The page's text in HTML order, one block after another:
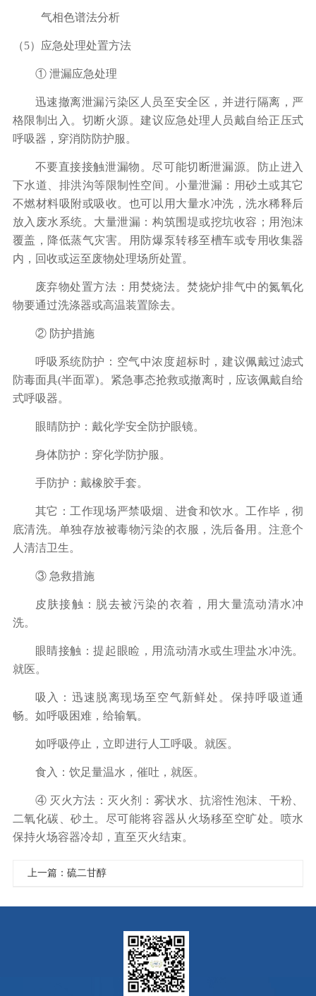
气相色谱法分析
（5）应急处理处置方法
① 泄漏应急处理
迅速撤离泄漏污染区人员至安全区，并进行隔离，严
格限制出入。切断火源。建议应急处理人员戴自给正压式
呼吸器，穿消防防护服。
不要直接接触泄漏物。尽可能切断泄漏源。防止进入
下水道、排洪沟等限制性空间。小量泄漏：用砂土或其它
不燃材料吸附或吸收。也可以用大量水冲洗，洗水稀释后
放入废水系统。大量泄漏：构筑围堤或挖坑收容；用泡沫
覆盖，降低蒸气灾害。用防爆泵转移至槽车或专用收集器
内，回收或运至废物处理场所处置。
废弃物处置方法：用焚烧法。焚烧炉排气中的氮氧化
物要通过洗涤器或高温装置除去。
② 防护措施
呼吸系统防护：空气中浓度超标时，建议佩戴过滤式
防毒面具(半面罩)。紧急事态抢救或撤离时，应该佩戴自给
式呼吸器。
眼睛防护：戴化学安全防护眼镜。
身体防护：穿化学防护服。
手防护：戴橡胶手套。
其它：工作现场严禁吸烟、进食和饮水。工作毕，彻
底清洗。单独存放被毒物污染的衣服，洗后备用。注意个
人清洁卫生。
③ 急救措施
皮肤接触：脱去被污染的衣着，用大量流动清水冲
洗。
眼睛接触：提起眼睑，用流动清水或生理盐水冲洗。
就医。
吸入：迅速脱离现场至空气新鲜处。保持呼吸道通
畅。如呼吸困难，给输氧。
如呼吸停止，立即进行人工呼吸。就医。
食入：饮足量温水，催吐，就医。
④ 灭火方法：灭火剂：雾状水、抗溶性泡沫、干粉、
二氧化碳、砂土。尽可能将容器从火场移至空旷处。喷水
保持火场容器冷却，直至灭火结束。
上一篇：硫二甘醇